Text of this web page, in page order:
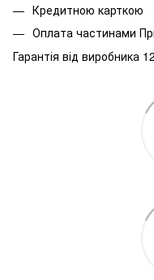
Кредитною карткою
Оплата частинами
Гарантія від виробника